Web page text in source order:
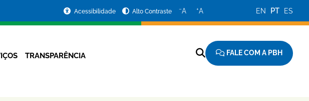
Acessibilidade Alto Contraste −A +A EN PT ES
TRANSPARÊNCIA FALE COM A PBH